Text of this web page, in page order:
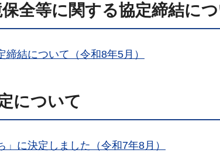
全等に関する協定締結に
結について（令和8年5月）
について
に決定しました（令和7年8月）